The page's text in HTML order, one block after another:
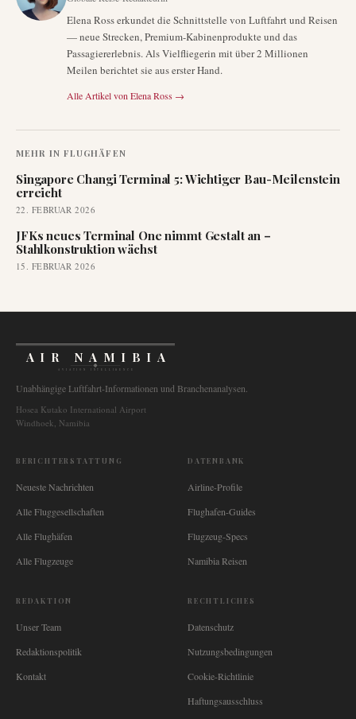
Elena Ross erkundet die Schnittstelle von Luftfahrt und Reisen
— neue Strecken, Premium-Kabinenprodukte und das
Passagiererlebnis. Als Vielfliegerin mit über 2 Millionen
Meilen berichtet sie aus erster Hand.
Alle Artikel von Elena Ross →
MEHR IN FLUGHÄFEN
Singapore Changi Terminal 5: Wichtiger Bau-Meilenstein
erreicht
22. FEBRUAR 2026
JFKs neues Terminal One nimmt Gestalt an –
Stahlkonstruktion wächst
15. FEBRUAR 2026
AIR NAMIBIA
AVIATION INTELLIGENCE
Unabhängige Luftfahrt-Informationen und Branchenanalysen.
Hosea Kutako International Airport
Windhoek, Namibia
BERICHTERSTATTUNG
Neueste Nachrichten
Alle Fluggesellschaften
Alle Flughäfen
Alle Flugzeuge
DATENBANK
Airline-Profile
Flughafen-Guides
Flugzeug-Specs
Namibia Reisen
REDAKTION
Unser Team
Redaktionspolitik
Kontakt
RECHTLICHES
Datenschutz
Nutzungsbedingungen
Cookie-Richtlinie
Haftungsausschluss